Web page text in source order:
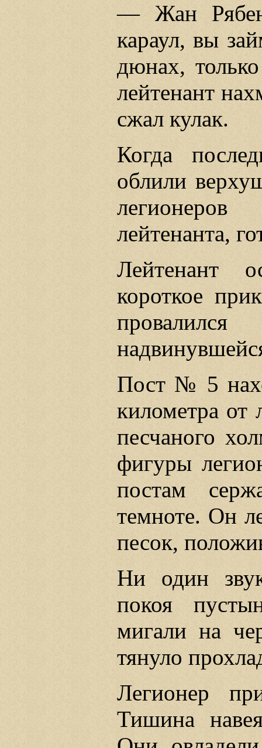
— Жан
караул, вы
дюнах,
лейтенант
сжал кулак.
Когда
облили
лейтенанта,
Лейтенант
короткое
Пост № 5
километра от
песчаного
фигуры
постам
темноте. Он
песок,
Ни один
покоя
мигали на
тянуло
Легионер
Тишина